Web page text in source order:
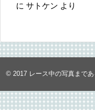
に サトケン より
© 2017 レース中の写真まで